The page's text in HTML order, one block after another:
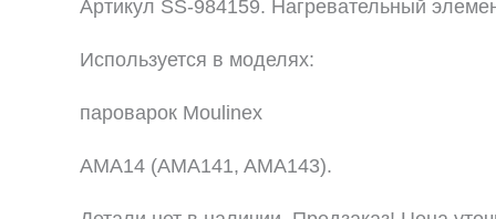
Артикул SS-984159. Нагревательный
Используется в моделях:
пароварок Moulinex
AMA14 (AMA141, AMA143).